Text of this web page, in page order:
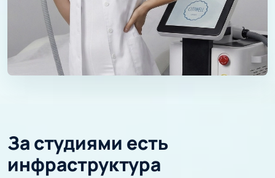
За студиями есть
инфраструктура